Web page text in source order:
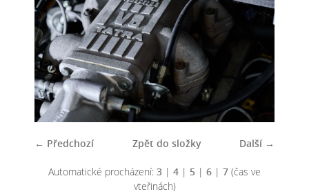
← Předchozí Další →
Zpět do složky
Automatické procházení: 3 | 4 | 5 | 6 | 7 (čas ve
vteřinách)